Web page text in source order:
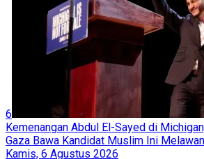
6
Kemenangan Abdul El-Sayed di
Gaza Bawa Kandidat Muslim Ini
Kamis, 6 Agustus 2026